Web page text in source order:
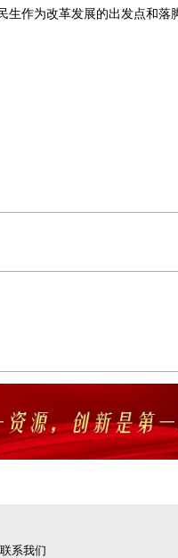
作为改革发展的出发点和落
联系我们